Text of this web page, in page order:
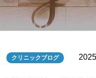
クリニックブログ